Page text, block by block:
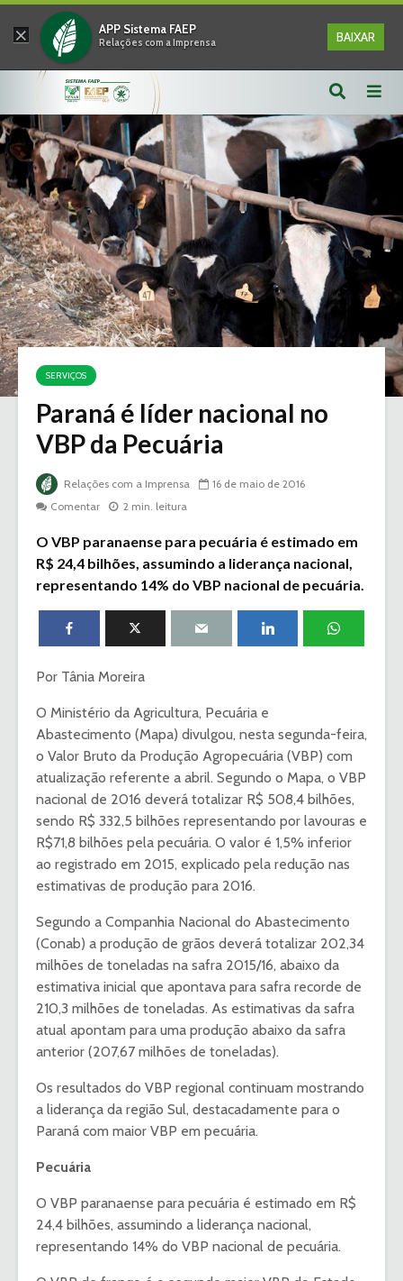
× APP Sistema FAEP
Relações com a Imprensa BAIXAR
SERVIÇOS
Paraná é líder nacional no
VBP da Pecuária
Relações com a Imprensa
16 de maio de 2016
Comentar
2 min. leitura
O VBP paranaense para pecuária é estimado em
R$ 24,4 bilhões, assumindo a liderança nacional,
representando 14% do VBP nacional de pecuária.
Por Tânia Moreira
O Ministério da Agricultura, Pecuária e
Abastecimento (Mapa) divulgou, nesta segunda-feira,
o Valor Bruto da Produção Agropecuária (VBP) com
atualização referente a abril. Segundo o Mapa, o VBP
nacional de 2016 deverá totalizar R$ 508,4 bilhões,
sendo R$ 332,5 bilhões representando por lavouras e
R$71,8 bilhões pela pecuária. O valor é 1,5% inferior
ao registrado em 2015, explicado pela redução nas
estimativas de produção para 2016.
Segundo a Companhia Nacional do Abastecimento
(Conab) a produção de grãos deverá totalizar 202,34
milhões de toneladas na safra 2015/16, abaixo da
estimativa inicial que apontava para safra recorde de
210,3 milhões de toneladas. As estimativas da safra
atual apontam para uma produção abaixo da safra
anterior (207,67 milhões de toneladas).
Os resultados do VBP regional continuam mostrando
a liderança da região Sul, destacadamente para o
Paraná com maior VBP em pecuária.
Pecuária
O VBP paranaense para pecuária é estimado em R$
24,4 bilhões, assumindo a liderança nacional,
representando 14% do VBP nacional de pecuária.